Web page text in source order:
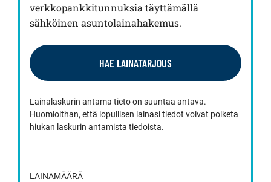
verkkopankkitunnuksia täyttämällä
sähköinen asuntolainahakemus.
HAE LAINATARJOUS
Lainalaskurin antama tieto on suuntaa antava.
Huomioithan, että lopullisen lainasi tiedot voivat poiketa
hiukan laskurin antamista tiedoista.
LAINAMÄÄRÄ